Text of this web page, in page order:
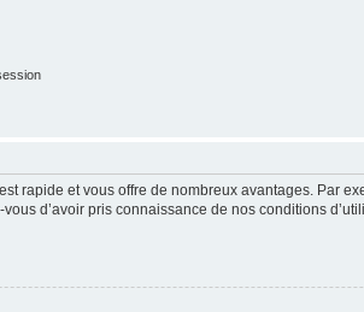
rapide et vous offre de nombreux avantages. Par
d’avoir pris connaissance de nos conditions